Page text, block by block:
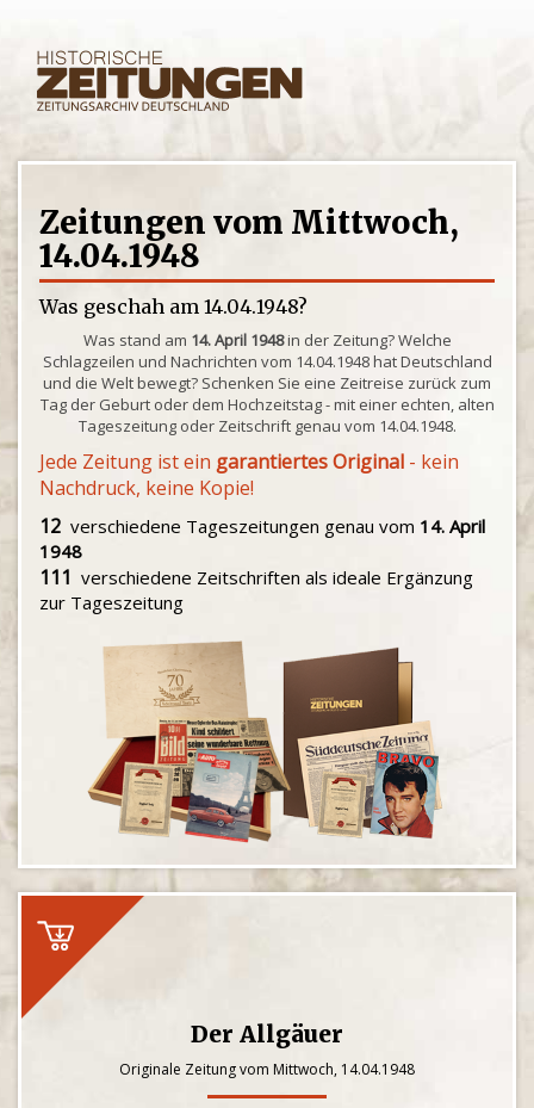
Zeitungen vom Mittwoch,
14.04.1948
Was geschah am 14.04.1948?
Was stand am 14. April 1948in der Zeitung? Welche
Schlagzeilen und Nachrichten vom 14.04.1948 hat Deutschland
und die Welt bewegt? Schenken Sie eine Zeitreise zurück zum
Tag der Geburt oder dem Hochzeitstag - mit einer echten, alten
Tageszeitung oder Zeitschrift genau vom 14.04.1948.
Jede Zeitung ist ein garantiertes Original - kein
Nachdruck, keine Kopie!
12 verschiedene Tageszeitungen genau vom 14. April
1948
111 verschiedene Zeitschriften als ideale Ergänzung
zur Tageszeitung
Der Allgäuer
Originale Zeitung vom Mittwoch, 14.04.1948